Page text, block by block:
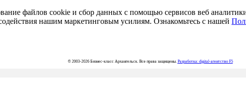
файлов cookie и сбор данных с помощью сервисов веб
нашим маркетинговым усилиям. Ознакомьтесь с нашей
© 2003-2026 Бизнес-класс Архангельск. Все права защищены. Разработка: digital-агентство F5